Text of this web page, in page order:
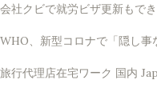
会社クビで就労ビザ更新もで
WHO、新型コロナで「隠し
旅行代理店在宅ワーク 国内